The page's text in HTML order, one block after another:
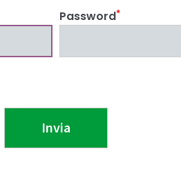
Password*